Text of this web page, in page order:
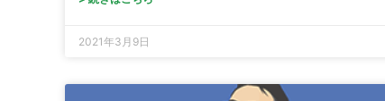
2021年3月9日